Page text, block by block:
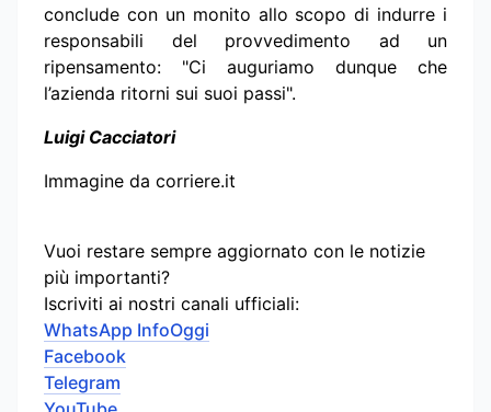
conclude con un monito allo scopo di indurre i
responsabili del provvedimento ad un
ripensamento: "Ci auguriamo dunque che
l’azienda ritorni sui suoi passi".
Luigi Cacciatori
Immagine da corriere.it
Vuoi restare sempre aggiornato con le notizie
più importanti?
Iscriviti ai nostri canali ufficiali:
WhatsApp InfoOggi
Facebook
Telegram